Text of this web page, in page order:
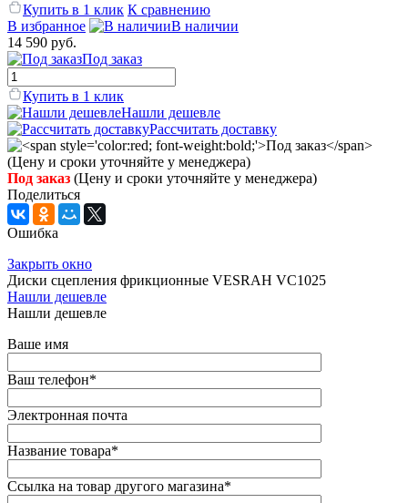
Купить в 1 клик К сравнению
В избранное
В наличии
14 590 руб.
Под заказ
Купить в 1 клик
Нашли дешевле
Рассчитать доставку
Под заказ (Цену и сроки уточняйте у менеджера)
Поделиться
Ошибка
Закрыть окно
Диски сцепления фрикционные VESRAH VC1025
Нашли дешевле
Нашли дешевле
Ваше имя
Ваш телефон*
Электронная почта
Название товара*
Ссылка на товар другого магазина*